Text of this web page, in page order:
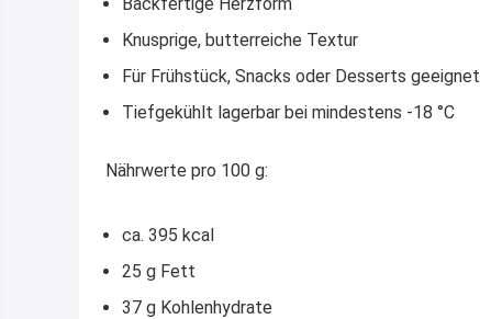
Knusprige, butterreiche Textur
Für Frühstück, Snacks oder Desserts geeignet
Tiefgekühlt lagerbar bei mindestens -18 °C
Nährwerte pro 100 g:
ca. 395 kcal
25 g Fett
37 g Kohlenhydrate